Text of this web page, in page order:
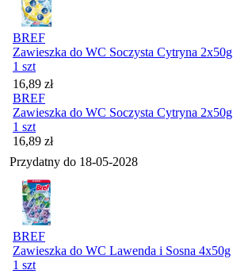
BREF
Zawieszka do WC Soczysta Cytryna 2x50g
1 szt
Cena
16,89 zł
BREF
Zawieszka do WC Soczysta Cytryna 2x50g
1 szt
Cena
16,89 zł
Przydatny do 18-05-2028
BREF
Zawieszka do WC Lawenda i Sosna 4x50g
1 szt